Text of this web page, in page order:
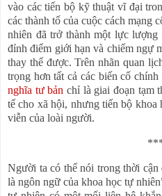
vào các tiến bộ kỹ thuật vĩ đại
các thành tố của cuộc cách mạng
nhiên đã trở thành một lực lượng
đỉnh điểm giới hạn và chiếm ngự
thay thế được. Trên nhãn quan
trọng hơn tất cả các biến cố
nghĩa tư bản chỉ là giai đoạn tạm
tế cho xã hội, nhưng tiến bộ
viễn của loài người.
Người ta có thể nói trong thời cận
là ngôn ngữ của khoa học tự